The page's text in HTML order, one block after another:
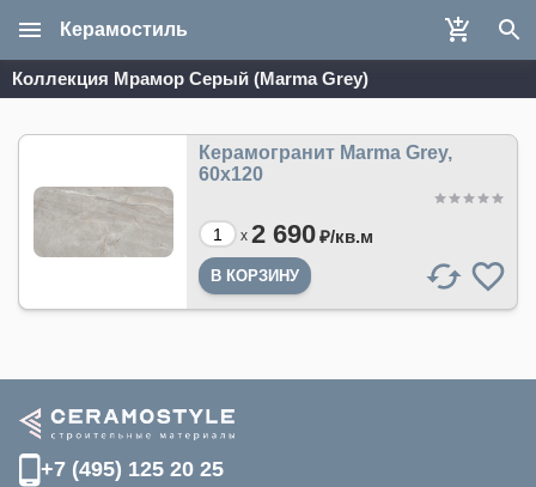
Керамостиль
Коллекция Мрамор Серый (Marma Grey)
Керамогранит Marma Grey,
60х120
x 2 690₽/кв.м
+7 (495) 125 20 25